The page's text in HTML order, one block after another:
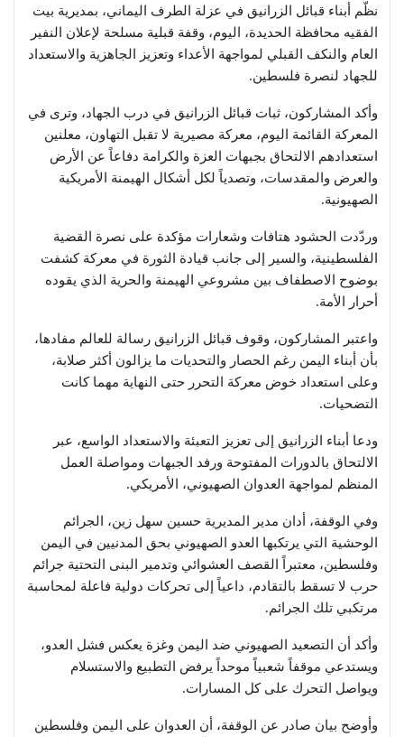
نظّم أبناء قبائل الزرانيق في عزلة الطرف اليماني، بمديرية بيت
الفقيه محافظة الحديدة، اليوم، وقفة قبلية مسلحة لإعلان النفير
العام والنكف القبلي لمواجهة الأعداء وتعزيز الجاهزية والاستعداد
للجهاد لنصرة فلسطين.
وأكد المشاركون، ثبات قبائل الزرانيق في درب الجهاد، وترى في
المعركة القائمة اليوم، معركة مصيرية لا تقبل التهاون، معلنين
استعدادهم الالتحاق بجبهات العزة والكرامة دفاعاً عن الأرض
والعرض والمقدسات، وتصدياً لكل أشكال الهيمنة الأمريكية
الصهيونية.
وردّدت الحشود هتافات وشعارات مؤكدة على نصرة القضية
الفلسطينية، والسير إلى جانب قيادة الثورة في معركة كشفت
بوضوح الاصطفاف بين مشروعي الهيمنة والحرية الذي يقوده
أحرار الأمة.
واعتبر المشاركون، وقوف قبائل الزرانيق رسالة للعالم مفادها،
بأن أبناء اليمن رغم الحصار والتحديات ما يزالون أكثر صلابة،
وعلى استعداد خوض معركة التحرر حتى النهاية مهما كانت
التضحيات.
ودعا أبناء الزرانيق إلى تعزيز التعبئة والاستعداد الواسع، عبر
الالتحاق بالدورات المفتوحة ورفد الجبهات ومواصلة العمل
المنظم لمواجهة العدوان الصهيوني، الأمريكي.
وفي الوقفة، أدان مدير المديرية حسين سهل زين، الجرائم
الوحشية التي يرتكبها العدو الصهيوني بحق المدنيين في اليمن
وفلسطين، معتبراً القصف العشوائي وتدمير البنى التحتية جرائم
حرب لا تسقط بالتقادم، داعياً إلى تحركات دولية فاعلة لمحاسبة
مرتكبي تلك الجرائم.
وأكد أن التصعيد الصهيوني ضد اليمن وغزة يعكس فشل العدو،
ويستدعي موقفاً شعبياً موحداً يرفض التطبيع والاستسلام
ويواصل التحرك على كل المسارات.
وأوضح بيان صادر عن الوقفة، أن العدوان على اليمن وفلسطين